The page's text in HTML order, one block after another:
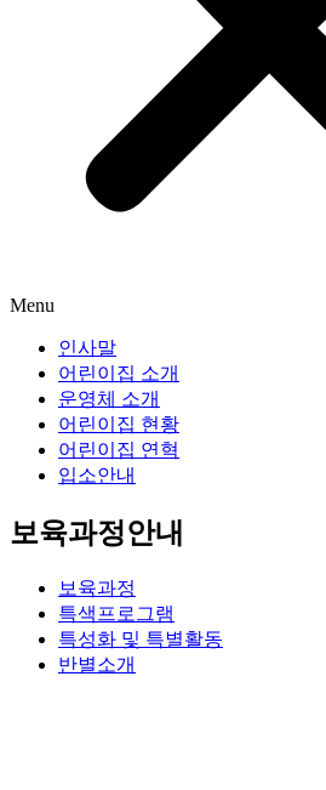
Menu
인사말
어린이집 소개
운영체 소개
어린이집 현황
어린이집 연혁
입소안내
보육과정안내
보육과정
특색프로그램
특성화 및 특별활동
반별소개